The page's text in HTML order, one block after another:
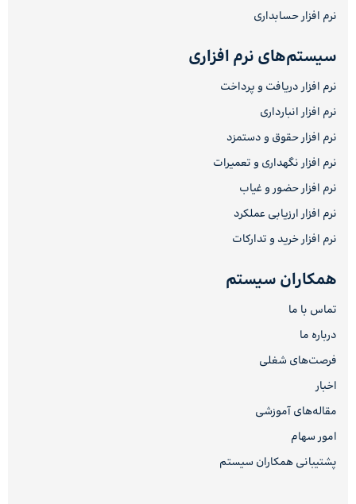
نرم افزار حسابداری
سیستم‌های نرم افزاری
نرم افزار دریافت و پرداخت
نرم افزار انبارداری
نرم افزار حقوق و دستمزد
نرم افزار نگهداری و تعمیرات
نرم افزار حضور و غیاب
نرم افزار ارزیابی عملکرد
نرم افزار خرید و تدارکات
همکاران سیستم
تماس با ما
درباره ما
فرصت‌های شغلی
اخبار
مقاله‌های آموزشی
امور سهام
پشتیبانی همکاران سیستم